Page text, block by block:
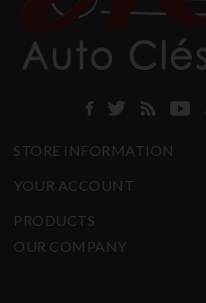
STORE INFORMATION
YOUR ACCOUNT
PRODUCTS
OUR COMPANY